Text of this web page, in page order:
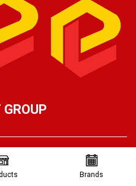
Brands
Part of Pusat Group